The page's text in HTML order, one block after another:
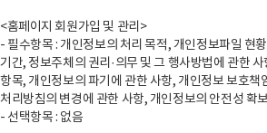
<홈페이지 회원가입 및 관리>
- 필수항목 : 개인정보의 처리 목적, 개인정보파일 현
기간, 정보주체의 권리·의무 및 그 행사방법에 관한
항목, 개인정보의 파기에 관한 사항, 개인정보 보호책
처리방침의 변경에 관한 사항, 개인정보의 안전성 확
- 선택항목 : 없음